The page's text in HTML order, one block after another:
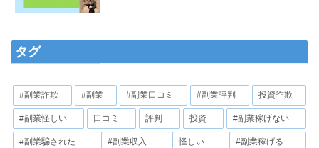
タグ
#副業詐欺 #副業 #副業口コミ #副業評判 投資詐欺
#副業怪しい 口コミ 評判 投資 #副業稼げない
#副業騙された #副業収入 怪しい #副業稼げる